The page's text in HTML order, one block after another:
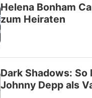
Helena Bonham
zum Heiraten
Dark Shadows:
Johnny Depp als